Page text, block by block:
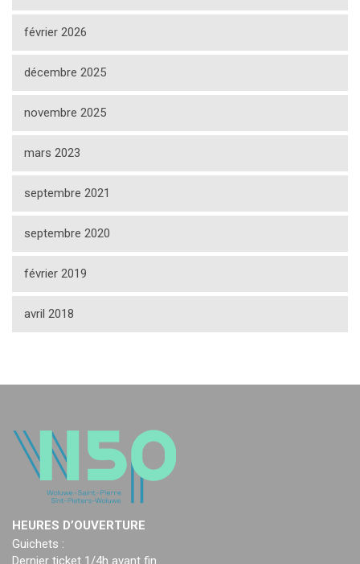
février 2026
décembre 2025
novembre 2025
mars 2023
septembre 2021
septembre 2020
février 2019
avril 2018
HEURES D’OUVERTURE
Guichets :
Dernier ticket 1/4h avant fin